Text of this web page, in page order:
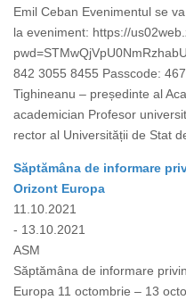
Emil Ceban Evenimentul se
la eveniment: https://
842 3055 8455 Passcode:
Tighineanu – președinte al
academician Profesor
rector al Universității de Stat
Săptămâna de informare
Orizont Europa
11.10.2021
- 13.10.2021
ASM
Săptămâna de informare
Europa 11 octombrie – 13